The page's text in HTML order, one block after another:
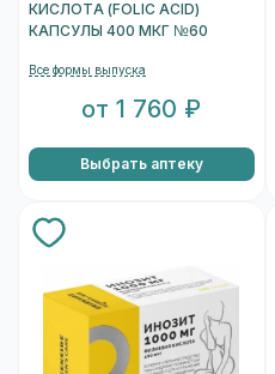
КИСЛОТА (FOLIC ACID)
КАПСУЛЫ 400 МКГ №60
Все формы выпуска
от 1 760 ₽
Выбрать аптеку